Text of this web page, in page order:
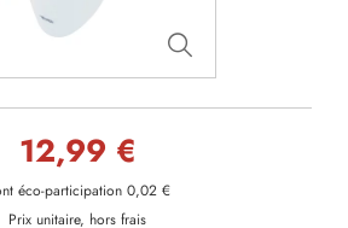
12,99 €
éco-participation 0,02 €
Prix unitaire, hors frais